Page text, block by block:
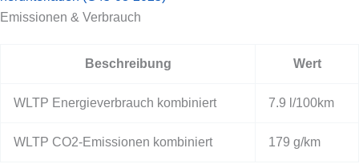
Emissionen & Verbrauch
Beschreibung Wert
WLTP Energieverbrauch kombiniert 7.9 l/100km
WLTP CO2-Emissionen kombiniert 179 g/km